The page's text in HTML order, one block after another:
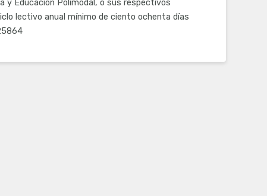
y Educación Polimodal, o sus respectivos
lectivo anual mínimo de ciento ochenta días